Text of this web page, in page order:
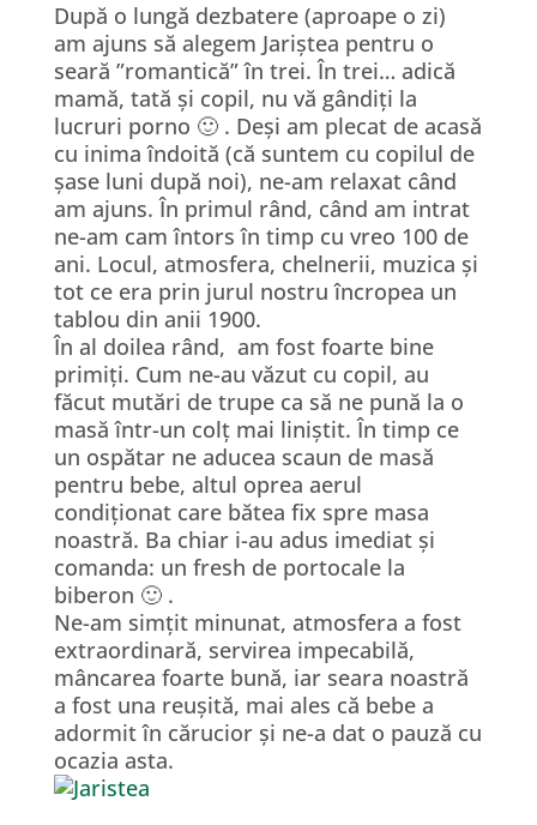
După o lungă dezbatere (aproape o zi)
am ajuns să alegem Jariștea pentru o
seară ”romantică” în trei. În trei… adică
mamă, tată și copil, nu vă gândiți la
lucruri porno 🙂 . Deși am plecat de acasă
cu inima îndoită (că suntem cu copilul de
șase luni după noi), ne-am relaxat când
am ajuns. În primul rând, când am intrat
ne-am cam întors în timp cu vreo 100 de
ani. Locul, atmosfera, chelnerii, muzica și
tot ce era prin jurul nostru încropea un
tablou din anii 1900.
În al doilea rând, am fost foarte bine
primiți. Cum ne-au văzut cu copil, au
făcut mutări de trupe ca să ne pună la o
masă într-un colț mai liniștit. În timp ce
un ospătar ne aducea scaun de masă
pentru bebe, altul oprea aerul
condiționat care bătea fix spre masa
noastră. Ba chiar i-au adus imediat și
comanda: un fresh de portocale la
biberon 🙂 .
Ne-am simțit minunat, atmosfera a fost
extraordinară, servirea impecabilă,
mâncarea foarte bună, iar seara noastră
a fost una reușită, mai ales că bebe a
adormit în cărucior și ne-a dat o pauză cu
ocazia asta.